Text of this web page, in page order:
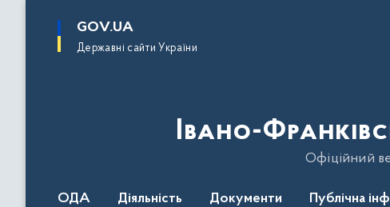
основного
GOV.UA
Державні сайти України
Івано-
Офіційний
ОДА Діяльність Документи Публічна